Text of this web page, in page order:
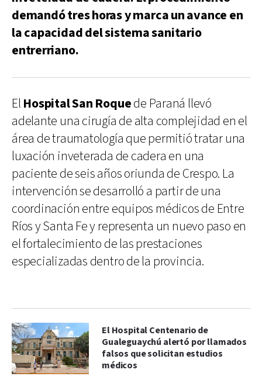
demandó tres horas y marca un avance en
la capacidad del sistema sanitario
entrerriano.
El Hospital San Roquede Paraná llevó
adelante una cirugía de alta complejidad en el
área de traumatología que permitió tratar una
luxación inveterada de cadera en una
paciente de seis años oriunda de Crespo. La
intervención se desarrolló a partir de una
coordinación entre equipos médicos de Entre
Ríos y Santa Fe y representa un nuevo paso en
el fortalecimiento de las prestaciones
especializadas dentro de la provincia.
El Hospital Centenario de
Gualeguaychú alertó por llamados
falsos que solicitan estudios
médicos